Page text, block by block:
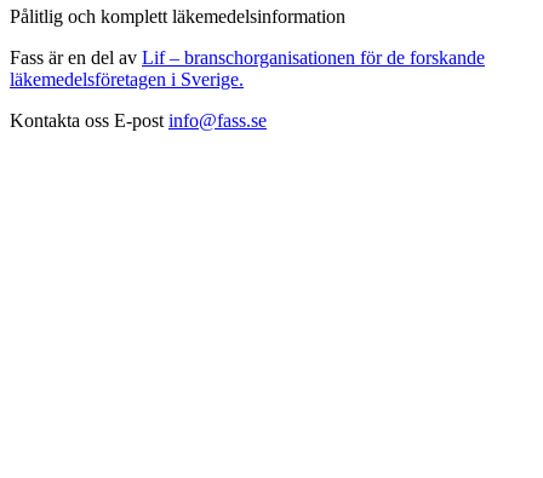
Pålitlig och komplett läkemedelsinformation
Fass är en del av Lif – branschorganisationen för de forskande
läkemedelsföretagen i Sverige.
Kontakta oss E-post info@fass.se